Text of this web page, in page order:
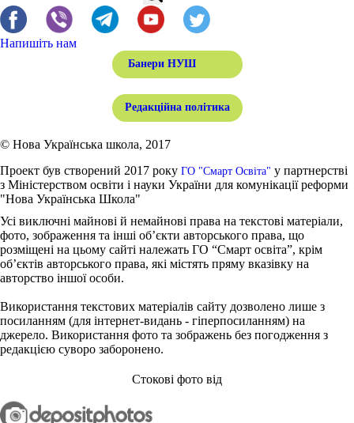
Напишіть нам
Банери НУШ
Редакційна політика
© Нова Українська школа, 2017
Проект був створений 2017 року ГО "Смарт Освіта" у партнерстві
з Міністерством освіти і науки України для комунікації реформи
"Нова Українська Школа"
Усі виключні майнові й немайнові права на текстові матеріали,
фото, зображення та інші об’єкти авторського права, що
розміщені на цьому сайті належать ГО “Смарт освіта”, крім
об’єктів авторського права, які містять пряму вказівку на
авторство іншої особи.
Використання текстових матеріалів сайту дозволено лише з
посиланням (для інтернет-видань - гіперпосиланням) на
джерело. Використання фото та зображень без погодження з
редакцією суворо заборонено.
Стокові фото від